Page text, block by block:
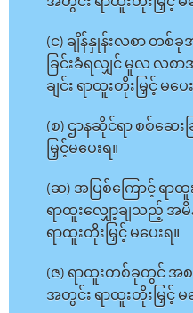
(င) ချိန်နှုန်းလစာ တစ်
ခြင်းခံရလျှင် မူလ လ
ချင်း ရာထူးတိုးမြှင့် မပေ
(စ) ဌာနဆိုင်ရာ စစ်ဆေး
မြှင့်မပေးရ။
(ဆ) အပြစ်ကြောင့် ရာထူ
ရာထူးလျှော့ချသည့်
ရာထူးတိုးမြှင့် မပေးရ။
(ဇ) ရာထူးတစ်ခုတွင် အစ
အတွင်း ရာထူးတိုးမြှင့် မ